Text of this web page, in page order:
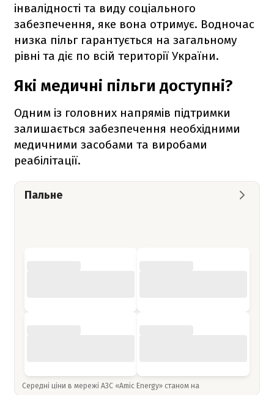
інвалідності та виду соціального
забезпечення, яке вона отримує. Водночас
низка пільг гарантується на загальному
рівні та діє по всій території України.
Які медичні пільги доступні?
Одним із головних напрямів підтримки
залишається забезпечення необхідними
медичними засобами та виробами
реабілітації.
Пальне
Середні ціни в мережі АЗС «Amic Energy» станом на